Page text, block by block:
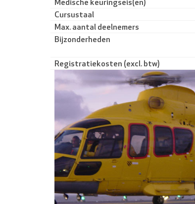
Cursustaal
Max. aantal deelnemers
Bijzonderheden
Registratiekosten (excl. btw)